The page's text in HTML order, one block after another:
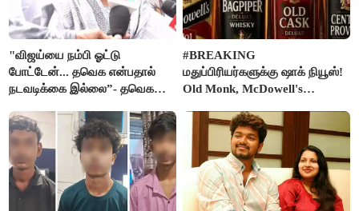
"விஜய்யை நம்பி ஓட்டு
போட்டேன்... தவெக என்பதால்
நடவடிக்கை இல்லை”- தவெக
கதறல்
#BREAKING
மதுப்பிரியர்களுக்கு ஷாக் நியூஸ்!
Old Monk, McDowell's
FSSAI தடை